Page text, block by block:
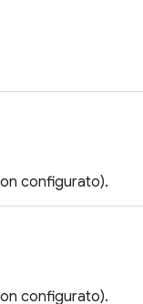
configurato).
configurato).